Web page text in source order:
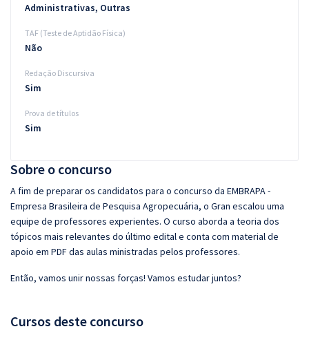
Sobre o concurso
A fim de preparar os candidatos para o concurso da EMBRAPA -
Empresa Brasileira de Pesquisa Agropecuária, o Gran escalou uma
equipe de professores experientes. O curso aborda a teoria dos
tópicos mais relevantes do último edital e conta com material de
apoio em PDF das aulas ministradas pelos professores.
Então, vamos unir nossas forças! Vamos estudar juntos?
Cursos deste concurso
Administrativas, Outras
TAF (Teste de Aptidão Física)
Não
Redação Discursiva
Sim
Prova de títulos
Sim